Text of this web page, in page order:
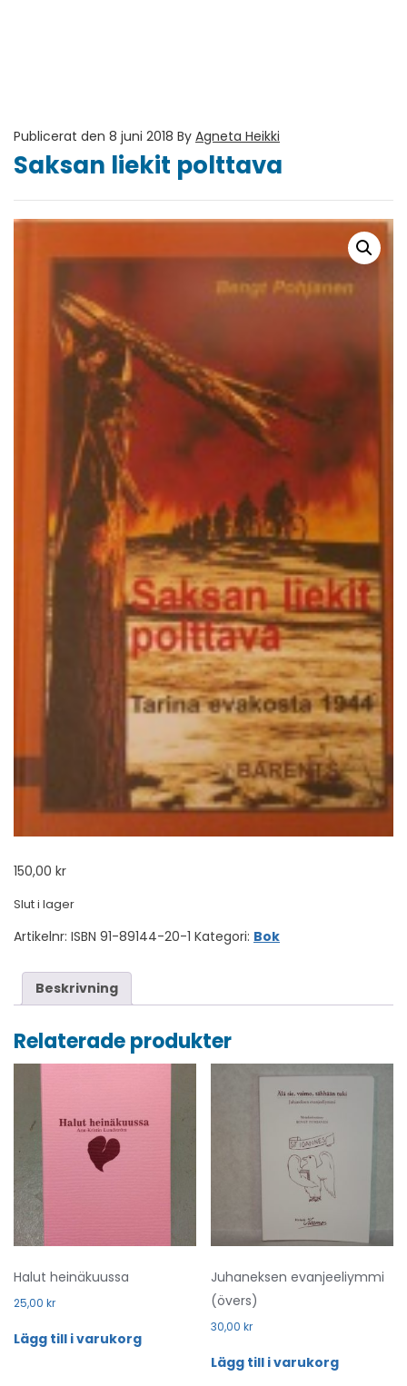
Publicerat den 8 juni 2018 By Agneta Heikki
Saksan liekit polttava
150,00 kr
Slut i lager
Artikelnr: ISBN 91-89144-20-1 Kategori: Bok
Beskrivning
Relaterade produkter
Halut heinäkuussa
25,00 kr
Lägg till i varukorg
Juhaneksen evanjeeliymmi
(övers)
30,00kr
Lägg till i varukorg